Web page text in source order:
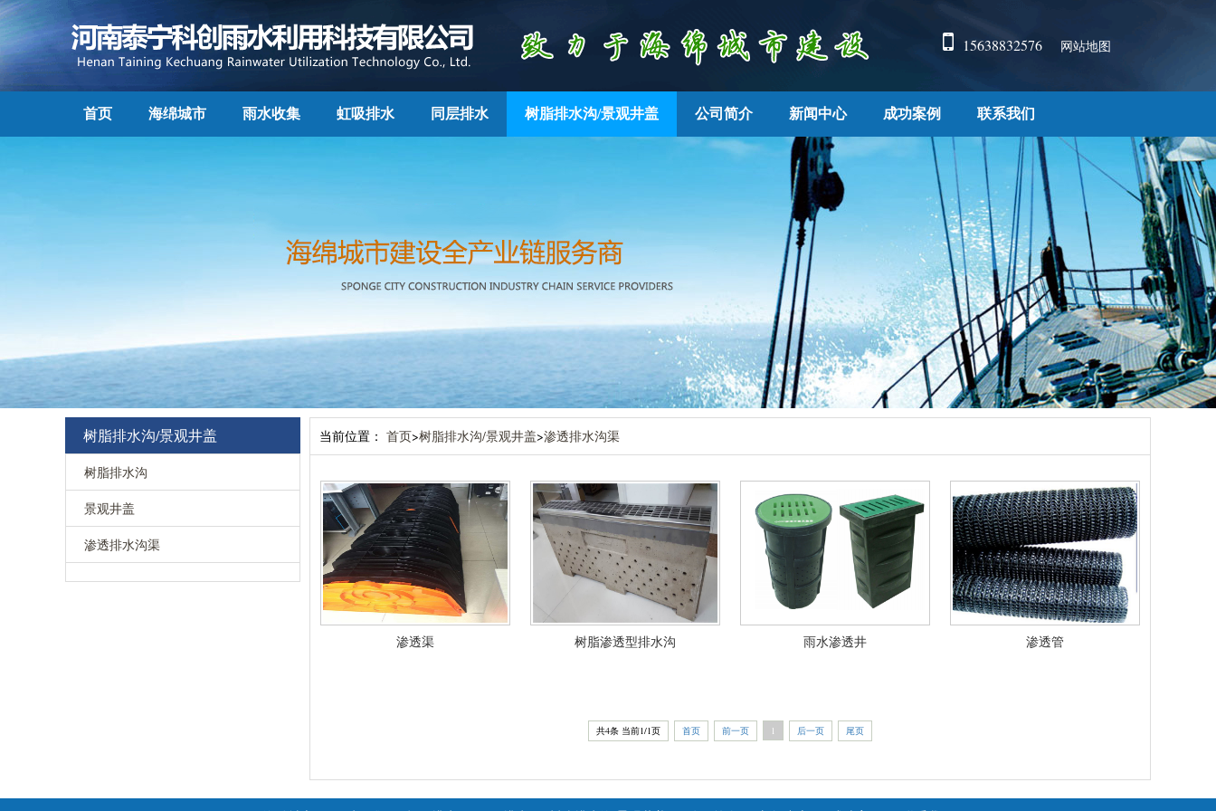
15638832576 网站地图
首页 海绵城市 雨水收集 虹吸排水 同层排水 树脂排水沟/景观井盖 公司简介 新闻中心 成功案例 联系我们
树脂排水沟/景观井盖
树脂排水沟
景观井盖
渗透排水沟渠
当前位置： 首页>树脂排水沟/景观井盖>渗透排水沟渠
渗透渠 树脂渗透型排水沟 雨水渗透井 渗透管
共4条 当前1/1页 首页 前一页 1 后一页 尾页